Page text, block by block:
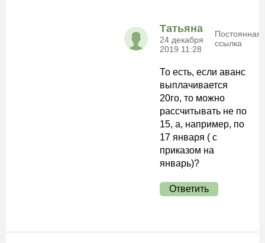
Татьяна
24 декабря
2019 11:28
Постоянная
ссылка
То есть, если аванс
выплачивается
20го, то можно
рассчитывать не по
15, а, например, по
17 января ( с
приказом на
январь)?
Ответить